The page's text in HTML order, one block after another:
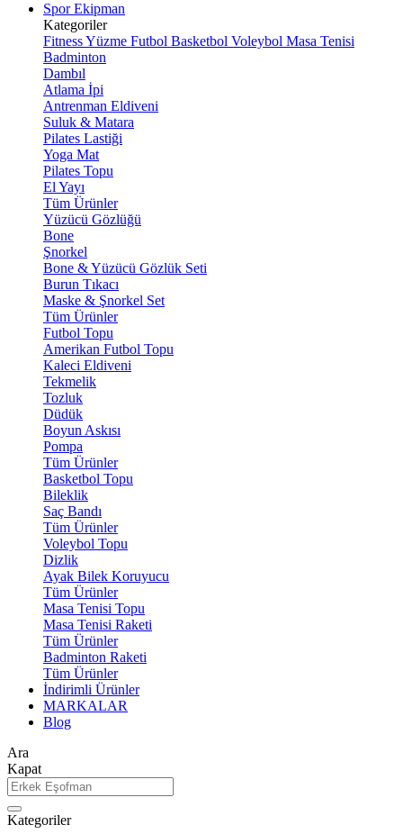
Spor Ekipman
Kategoriler
FitnessYüzme Futbol Basketbol Voleybol Masa Tenisi
Badminton
Dambıl
Atlama İpi
Antrenman Eldiveni
Suluk & Matara
Pilates Lastiği
Yoga Mat
Pilates Topu
El Yayı
Tüm Ürünler
Yüzücü Gözlüğü
Bone
Şnorkel
Bone & Yüzücü Gözlük Seti
Burun Tıkacı
Maske & Şnorkel Set
Tüm Ürünler
Futbol Topu
Amerikan Futbol Topu
Kaleci Eldiveni
Tekmelik
Tozluk
Düdük
Boyun Askısı
Pompa
Tüm Ürünler
Basketbol Topu
Bileklik
Saç Bandı
Tüm Ürünler
Voleybol Topu
Dizlik
Ayak Bilek Koruyucu
Tüm Ürünler
Masa Tenisi Topu
Masa Tenisi Raketi
Tüm Ürünler
Badminton Raketi
Tüm Ürünler
İndirimli Ürünler
MARKALAR
Blog
Ara
Kapat
Kategoriler